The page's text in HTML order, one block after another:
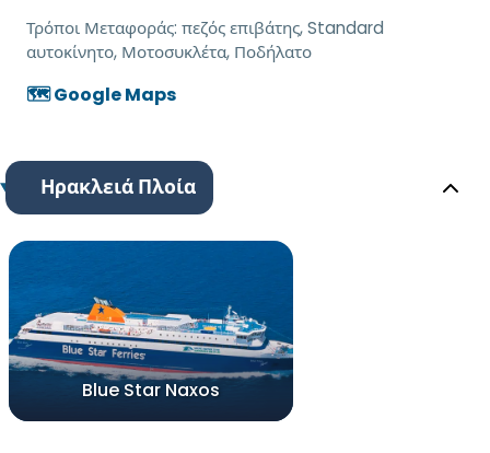
Τρόποι Μεταφοράς: πεζός επιβάτης, Standard
αυτοκίνητο, Μοτοσυκλέτα, Ποδήλατο
🗺️ Google Maps
Ηρακλειά Πλοία
Blue Star Naxos